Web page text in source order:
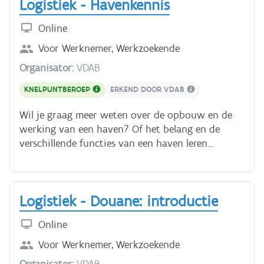
Logistiek - Havenkennis
Online
Voor Werknemer, Werkzoekende
Organisator:VDAB
KNELPUNTBEROEP ERKEND DOOR VDAB
Wil je graag meer weten over de opbouw en de
werking van een haven? Of het belang en de
verschillende functies van een haven leren
verschillende soorten havens. Je leert het
onderscheid maken in haveninfra- en
suprastructuur, de geografische ligging en de
beheersstructuur en organisatie van een haven. Je
maakt ook kennis met het belang van de
nautische voorzieningen en dienstverlening in een
Logistiek - Douane: introductie
Online
Voor Werknemer, Werkzoekende